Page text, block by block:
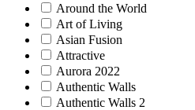
Around the World
Art of Living
Asian Fusion
Attractive
Aurora 2022
Authentic Walls
Authentic Walls 2